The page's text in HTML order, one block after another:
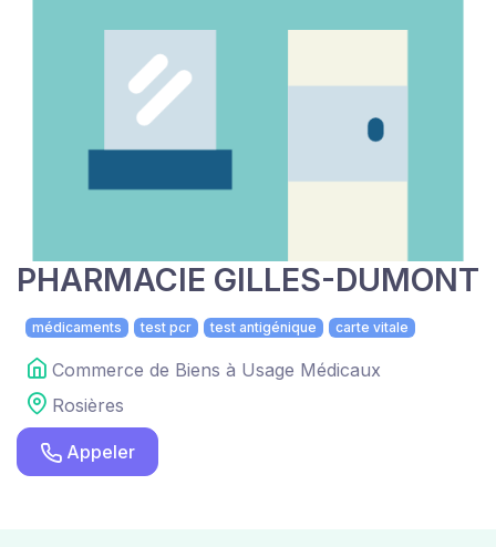
PHARMACIE GILLES-DUMONT
médicaments test pcr test antigénique carte vitale
Commerce de Biens à Usage Médicaux
Rosières
Appeler